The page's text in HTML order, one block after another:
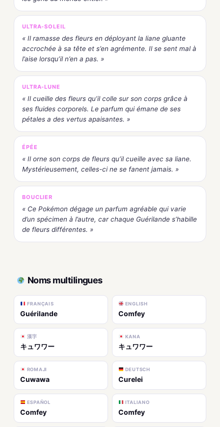
ULTRA-SOLEIL
« Il ramasse des fleurs en déployant la liane gluante
accrochée à sa tête et s’en agrémente. Il se sent mal à
l’aise lorsqu’il n’en a pas. »
ULTRA-LUNE
« Il cueille des fleurs qu’il colle sur son corps grâce à
ses fluides corporels. Le parfum qui émane de ses
pétales a des vertus apaisantes. »
ÉPÉE
« Il orne son corps de fleurs qu’il cueille avec sa liane.
Mystérieusement, celles-ci ne se fanent jamais. »
BOUCLIER
« Ce Pokémon dégage un parfum agréable qui varie
d’un spécimen à l’autre, car chaque Guérilande s’habille
de fleurs différentes. »
Noms multilingues
FRANÇAIS
Guérilande
ENGLISH
Comfey
漢字
キュワワー
KANA
キュワワー
ROMAJI
Cuwawa
DEUTSCH
Curelei
ESPAÑOL
Comfey
ITALIANO
Comfey